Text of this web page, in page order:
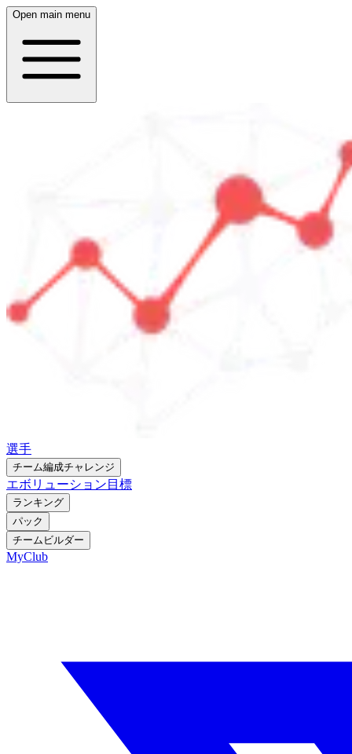
Open main menu
選手
チーム編成チャレンジ
エボリューション 目標
ランキング
パック
チームビルダー
MyClub